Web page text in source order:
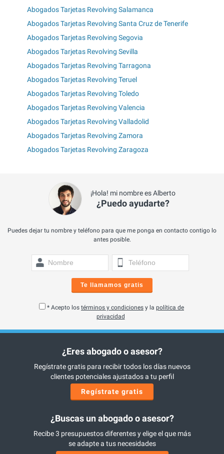
Abogados Tarjetas Revolving Salamanca
Abogados Tarjetas Revolving Santa Cruz de Tenerife
Abogados Tarjetas Revolving Segovia
Abogados Tarjetas Revolving Sevilla
Abogados Tarjetas Revolving Tarragona
Abogados Tarjetas Revolving Teruel
Abogados Tarjetas Revolving Toledo
Abogados Tarjetas Revolving Valencia
Abogados Tarjetas Revolving Valladolid
Abogados Tarjetas Revolving Zamora
Abogados Tarjetas Revolving Zaragoza
¡Hola! mi nombre es Alberto
¿Puedo ayudarte?
Puedes dejar tu nombre y teléfono para que me ponga en contacto contigo lo
antes posible.
Te llamamos gratis
* Acepto los términos y condiciones y la política de
privacidad
¿Eres abogado o asesor?
Regístrate gratis para recibir todos los días nuevos
clientes potenciales ajustados a tu perfil
Regístrate gratis
¿Buscas un abogado o asesor?
Recibe 3 presupuestos diferentes y elige el que más
se adapte a tus necesidades